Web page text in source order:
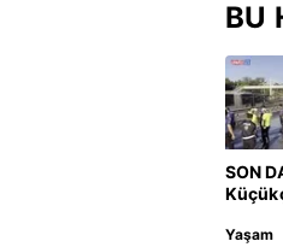
BU
SON
Yaşam